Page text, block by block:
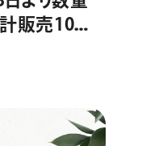
販売10億
ボールペン